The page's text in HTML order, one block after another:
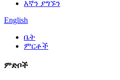
እኛን ያግኙን
English
ቤት
ምርቶች
ምድቦች